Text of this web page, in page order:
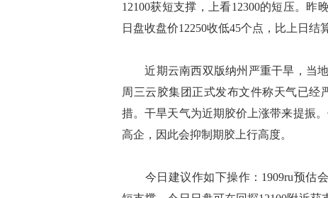
12100获短支撑，上看12300的短压。昨
日盘收盘价12250收低45个点，比上日结
近期云南西双版纳州严重干旱，当地
周三云胶集团正式发布文件称天气已
措。干旱天气为近期胶价上涨带来提振
高企，因此会抑制期胶上行高度。
今日建议作如下操作：1909ru预估会